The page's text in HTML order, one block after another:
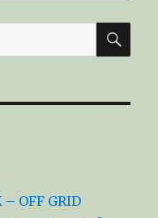
– OFF GRID